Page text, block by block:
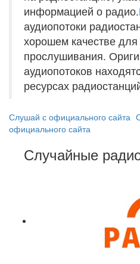
информацией о радио.
аудиопотоки
хорошем качестве для
прослушивания.
аудиопотоков
ресурсах
Слушай с официального сайта
официального сайта
Случайные